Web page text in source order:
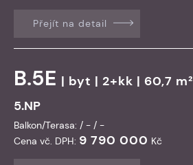
Přejít na detail
B.5E | byt | 2+kk | 60,7 m²
5.NP
Balkon/Terasa: / - / -
Cena vč. DPH: 9 790 000 Kč